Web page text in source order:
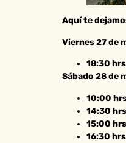
Aquí te
Viernes 27 de
18:30
Sábado 28 de
10:00
14:30
15:00
16:30